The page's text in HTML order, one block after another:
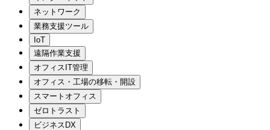
ネットワーク
業務支援ツール
IoT
遠隔作業支援
オフィスIT管理
オフィス・工場の移転・開設
スマートオフィス
ゼロトラスト
ビジネスDX